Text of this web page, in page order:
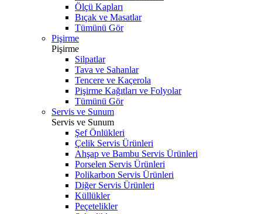
Ölçü Kapları
Bıçak ve Masatlar
Tümünü Gör
Pişirme
Pişirme
Silpatlar
Tava ve Sahanlar
Tencere ve Kaçerola
Pişirme Kağıtları ve Folyolar
Tümünü Gör
Servis ve Sunum
Servis ve Sunum
Şef Önlükleri
Çelik Servis Ürünleri
Ahşap ve Bambu Servis Ürünleri
Porselen Servis Ürünleri
Polikarbon Servis Ürünleri
Diğer Servis Ürünleri
Küllükler
Peçetelikler